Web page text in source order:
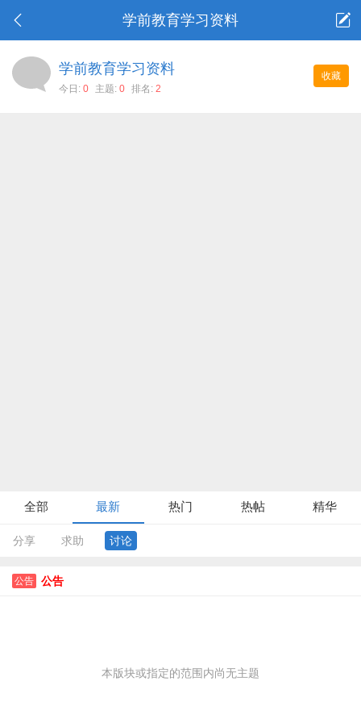
学前教育学习资料
收藏
学前教育学习资料
今日: 0 主题: 0 排名: 2
全部 最新 热门 热帖 精华
分享 求助 讨论
公告 公告
本版块或指定的范围内尚无主题